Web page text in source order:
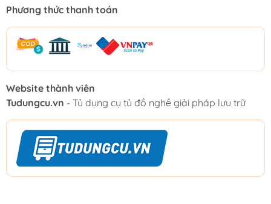
Phương thức thanh toán
Website thành viên
Tudungcu.vn - Tủ dụng cụ tủ đồ nghề giải pháp lưu trữ